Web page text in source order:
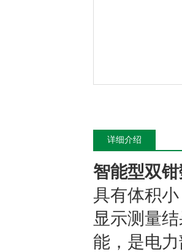
详细介绍
智能型双
具有体积
显示测量
能，是电